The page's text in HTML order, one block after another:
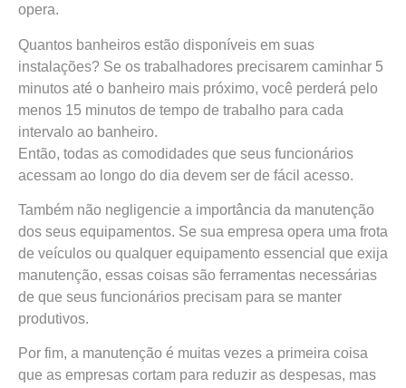
opera.
Quantos banheiros estão disponíveis em suas
instalações? Se os trabalhadores precisarem caminhar 5
minutos até o banheiro mais próximo, você perderá pelo
menos 15 minutos de tempo de trabalho para cada
intervalo ao banheiro.
Então, todas as comodidades que seus funcionários
acessam ao longo do dia devem ser de fácil acesso.
Também não negligencie a importância da manutenção
dos seus equipamentos. Se sua empresa opera uma frota
de veículos ou qualquer equipamento essencial que exija
manutenção, essas coisas são ferramentas necessárias
de que seus funcionários precisam para se manter
produtivos.
Por fim, a manutenção é muitas vezes a primeira coisa
que as empresas cortam para reduzir as despesas, mas